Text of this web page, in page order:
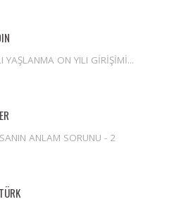
YAŞLANMA ON YILI GİRİŞİMİ...
ANLAM SORUNU - 2